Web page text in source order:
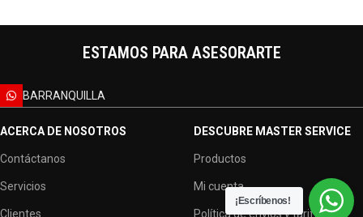
ESTAMOS PARA ASESORARTE
BARRANQUILLA
ACERCA DE NOSOTROS
Contáctanos
Servicios
Clientes
DESCUBRE MASTER SERVICE
Productos
Mi cuenta
Política de envios y tarifas
¡Escríbenos!